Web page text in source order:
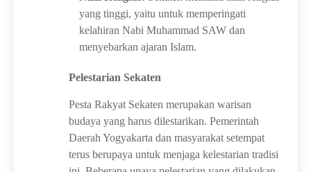
yang tinggi, yaitu untuk memperingati
kelahiran Nabi Muhammad SAW dan
menyebarkan ajaran Islam.
Pelestarian Sekaten
Pesta Rakyat Sekaten merupakan warisan
budaya yang harus dilestarikan. Pemerintah
Daerah Yogyakarta dan masyarakat setempat
terus berupaya untuk menjaga kelestarian tradisi